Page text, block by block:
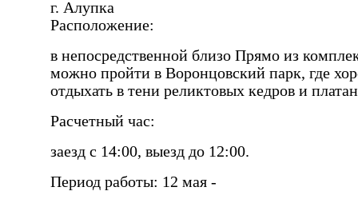
Расположение:
в непосредственной близо Прямо из
можно пройти в Воронцовский парк, где
отдыхать в тени реликтовых кедров и
Расчетный час:
заезд с 14:00, выезд до 12:00.
Период работы: 12 мая -